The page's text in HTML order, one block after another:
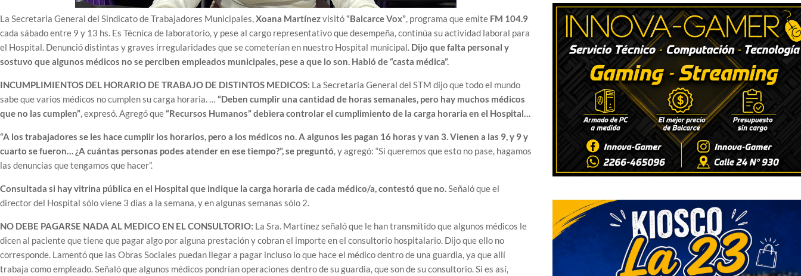
La Secretaria General del Sindicato de Trabajadores Municipales,Xoana Martínezvisitó“Balcarce Vox”, programa que emite FM 104.9
cada sábado entre 9 y 13 hs. Es Técnica de laboratorio, y pese al cargo representativo que desempeña, continúa su actividad laboral para
el Hospital. Denunció distintas y graves irregularidades que se cometerían en nuestro Hospital municipal. Dijo que falta personal y
sostuvo que algunos médicos no se perciben empleados municipales, pese a que lo son. Habló de “casta médica”.
INCUMPLIMIENTOS DEL HORARIO DE TRABAJO DE DISTINTOS MEDICOS: La Secretaria General del STM dijo que todo el mundo
sabe que varios médicos no cumplen su carga horaria. … “Deben cumplir una cantidad de horas semanales, pero hay muchos médicos
que no las cumplen”, expresó. Agregó que“Recursos Humanos” debiera controlar el cumplimiento de la carga horaria en el Hospital…
“A los trabajadores se les hace cumplir los horarios, pero a los médicos no. A algunos les pagan 16 horas y van 3. Vienen a las 9, y 9 y
cuarto se fueron… ¿A cuántas personas podes atender en ese tiempo?”, se preguntó, y agregó: “Si queremos que esto no pase, hagamos
las denuncias que tengamos que hacer”.
Consultada si hay vitrina pública en el Hospital que indique la carga horaria de cada médico/a, contestó que no.Señaló que el
director del Hospital sólo viene 3 días a la semana, y en algunas semanas sólo 2.
NO DEBE PAGARSE NADA AL MEDICO EN EL CONSULTORIO: La Sra. Martínez señaló que le han transmitido que algunos médicos le
dicen al paciente que tiene que pagar algo por alguna prestación y cobran el importe en el consultorio hospitalario. Dijo que ello no
corresponde. Lamentó que las Obras Sociales puedan llegar a pagar incluso lo que hace el médico dentro de una guardia, ya que allí
trabaja como empleado. Señaló que algunos médicos pondrían operaciones dentro de su guardia, que son de su consultorio. Si es así,